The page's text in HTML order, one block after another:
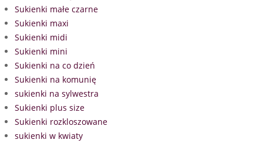
Sukienki małe czarne
Sukienki maxi
Sukienki midi
Sukienki mini
Sukienki na co dzień
Sukienki na komunię
sukienki na sylwestra
Sukienki plus size
Sukienki rozkloszowane
sukienki w kwiaty